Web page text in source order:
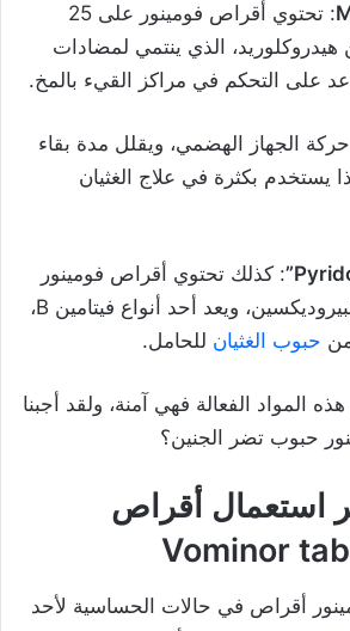
: تحتوي أقراص فومينور على 25
الذي ينتمي لمضادات
على التحكم في مراكز القيء بالمخ.
الجهاز الهضمي، ويقلل مدة بقاء
يستخدم بكثرة في علاج الغثيان
: كذلك تحتوي أقراص فومينور
على 50 ملجم من البيروديكسين، ويعد أحد أنواع فيتامين B،
حبوب الغثيان للحامل.
المواد الفعالة فهي آمنة، ولقد أجبنا
حبوب تضر الجنين؟
استعمال أقراص
أقراص في حالات الحساسية لأحد